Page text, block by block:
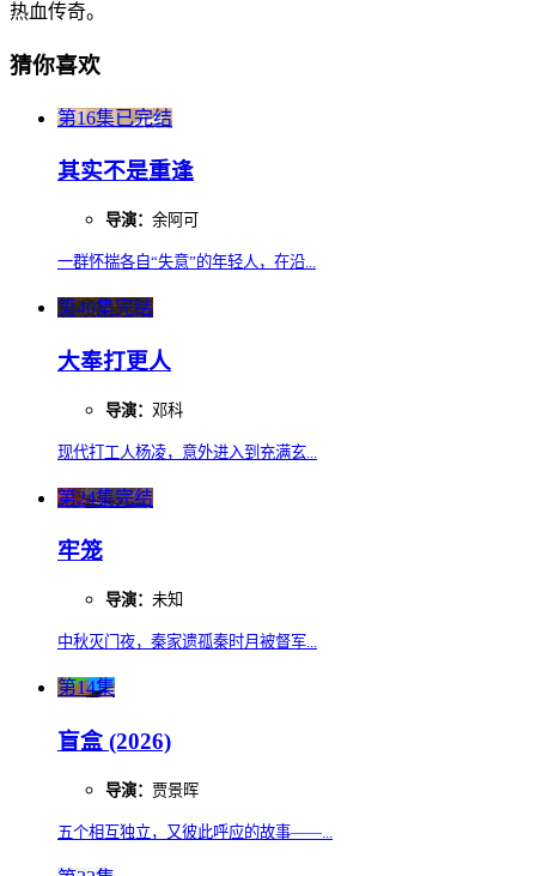
热血传奇。
猜你喜欢
第16集已完结
其实不是重逢
导演： 余阿可
一群怀揣各自“失意”的年轻人，在沿...
第40集完结
大奉打更人
导演： 邓科
现代打工人杨凌，意外进入到充满玄...
第24集完结
牢笼
导演： 未知
中秋灭门夜，秦家遗孤秦时月被督军...
第14集
盲盒 (2026)
导演： 贾景晖
五个相互独立，又彼此呼应的故事——...